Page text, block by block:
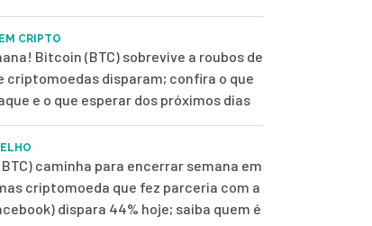
CRIPTO
Bitcoin (BTC) sobrevive a roubos de
criptomoedas disparam; confira o que
e o que esperar dos próximos dias
caminha para encerrar semana em
criptomoeda que fez parceria com a
dispara 44% hoje; saiba quem é